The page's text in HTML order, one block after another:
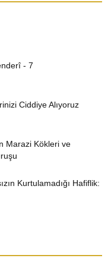
- 7
Ciddiye Alıyoruz
Marazi Kökleri ve
Kurtulamadığı Hafiflik: